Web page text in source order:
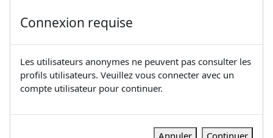
Connexion requise
Les utilisateurs anonymes ne peuvent pas consulter les
profils utilisateurs. Veuillez vous connecter avec un
compte utilisateur pour continuer.
Annuler Continuer